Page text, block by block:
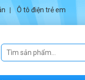
Ô tô điện trẻ em